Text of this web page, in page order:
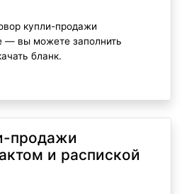
купли-продажи
— вы можете заполнить
бланк.
продажи
и распиской